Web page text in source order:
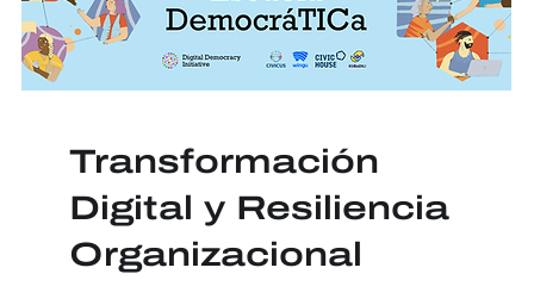
Transformación
Digital y Resiliencia
Organizacional